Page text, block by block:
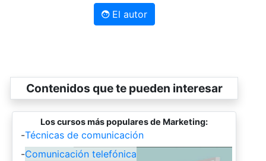
El autor
Contenidos que te pueden interesar
Los cursos más populares de Marketing:
-Técnicas de comunicación
-Comunicación telefónica